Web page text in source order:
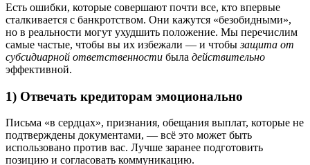
Есть ошибки, которые совершают почти все, кто впервые
сталкивается с банкротством. Они кажутся «безобидными»,
но в реальности могут ухудшить положение. Мы перечислим
самые частые, чтобы вы их избежали — и чтобызащита от
субсидиарной ответственности была действительно
эффективной.
1) Отвечать кредиторам эмоционально
Письма «в сердцах», признания, обещания выплат, которые не
подтверждены документами, — всё это может быть
использовано против вас. Лучше заранее подготовить
позицию и согласовать коммуникацию.